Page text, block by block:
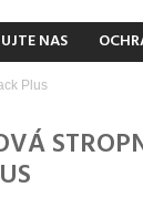
NAS
Plus